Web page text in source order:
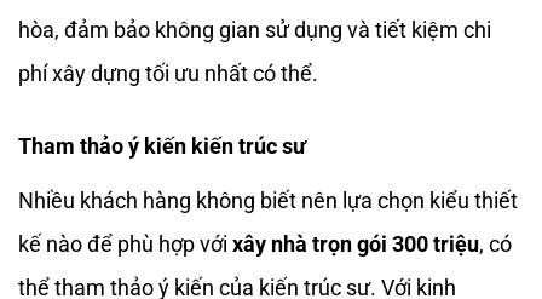
hòa, đảm bảo không gian sử dụng và tiết kiệm chi
phí xây dựng tối ưu nhất có thể.
Tham thảo ý kiến kiến trúc sư
Nhiều khách hàng không biết nên lựa chọn kiểu thiết
kế nào để phù hợp với xây nhà trọn gói 300 triệu, có
thể tham thảo ý kiến của kiến trúc sư. Với kinh